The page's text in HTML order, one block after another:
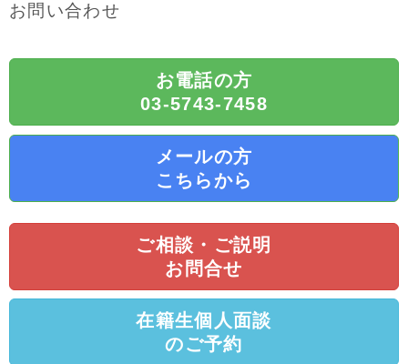
i
お問い合わせ
お電話の方
03-5743-7458
メールの方
こちらから
ご相談・ご説明
お問合せ
在籍生個人面談
のご予約